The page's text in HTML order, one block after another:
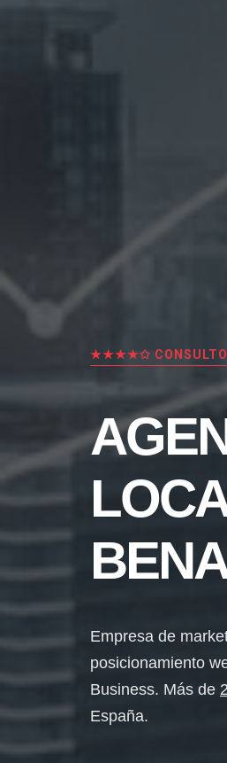
★★★★✩ CONSULTOR
Empresa de
posicionamiento
Business. Más de
España.